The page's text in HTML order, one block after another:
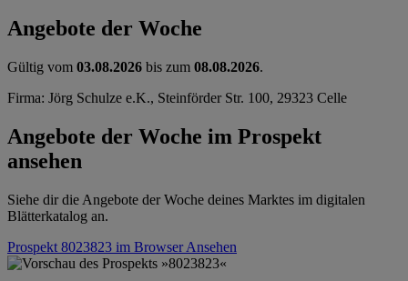
Angebote der Woche
Gültig vom 03.08.2026 bis zum 08.08.2026.
Firma: Jörg Schulze e.K., Steinförder Str. 100, 29323 Celle
Angebote der Woche im Prospekt
ansehen
Siehe dir die Angebote der Woche deines Marktes im digitalen
Blätterkatalog an.
Prospekt 8023823 im BrowserAnsehen